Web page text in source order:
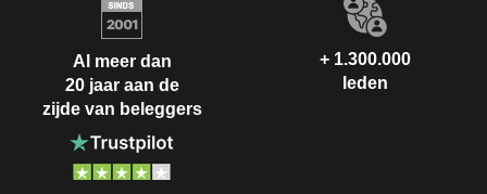
Al meer dan
20 jaar aan de
zijde van beleggers
+ 1.300.000
leden